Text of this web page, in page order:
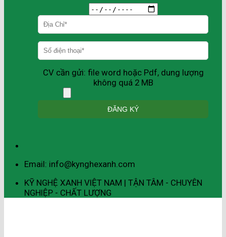
CV cần gửi: file word hoặc Pdf, dung lượng
không quá 2 MB
Email: info@kynghexanh.com
KỸ NGHỆ XANH VIỆT NAM | TẬN TÂM - CHUYÊN
NGHIỆP - CHẤT LƯỢNG